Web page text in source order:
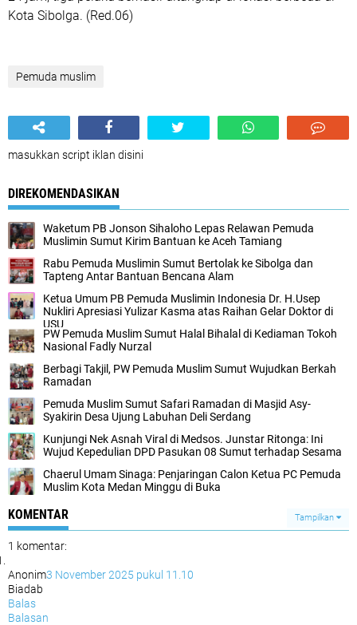
Kota Sibolga. (Red.06)
Pemuda muslim
masukkan script iklan disini
DIREKOMENDASIKAN
Waketum PB Jonson Sihaloho Lepas Relawan Pemuda
Muslimin Sumut Kirim Bantuan ke Aceh Tamiang
Rabu Pemuda Muslimin Sumut Bertolak ke Sibolga dan
Tapteng Antar Bantuan Bencana Alam
Ketua Umum PB Pemuda Muslimin Indonesia Dr. H.Usep
Nukliri Apresiasi Yulizar Kasma atas Raihan Gelar Doktor di
USU
PW Pemuda Muslim Sumut Halal Bihalal di Kediaman Tokoh
Nasional Fadly Nurzal
Berbagi Takjil, PW Pemuda Muslim Sumut Wujudkan Berkah
Ramadan
Pemuda Muslim Sumut Safari Ramadan di Masjid Asy-
Syakirin Desa Ujung Labuhan Deli Serdang
Kunjungi Nek Asnah Viral di Medsos. Junstar Ritonga: Ini
Wujud Kepedulian DPD Pasukan 08 Sumut terhadap Sesama
Chaerul Umam Sinaga: Penjaringan Calon Ketua PC Pemuda
Muslim Kota Medan Minggu di Buka
KOMENTAR Tampilkan
1 komentar:
Anonim3 November 2025 pukul 11.10
Biadab
Balas
Balasan